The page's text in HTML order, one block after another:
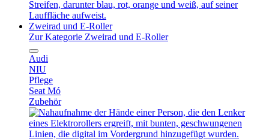
Zweirad und E-Roller
Zur Kategorie Zweirad und E-Roller
Audi
NIU
Pflege
Seat Mó
Zubehör